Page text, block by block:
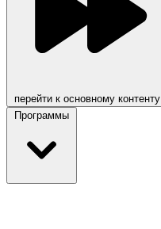
перейти к основному контенту
Программы